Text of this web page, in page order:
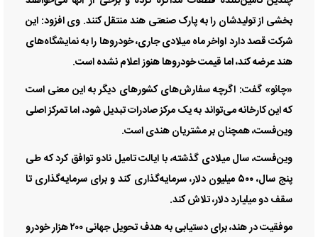
بخشی از تولیدشان را به پارک صنعتی هند منتقل کنند. وی افزود: این
شرکت قصد دارد اواخر ماه میلادی جاری، خودرو‌ها را به نمایشگاه‌های
هند عرضه کند، اما قیمت خودرو‌ها هنوز اعلام نشده است.
«چائو» گفت: اگرچه سفارش‌های کشور‌های دیگر به این معنی است
که این کارخانه می‌تواند به یک مرکز صادرات تبدیل شود، اما تمرکز اصلی
وین‌فست، همچنان بر مشتریان هندی است.
وین‌فست، سال میلادی گذشته، با ایالت تامیل نادو توافق کرد که طی
پنج سال، ۵۰۰ میلیون دلار، سرمایه‌گذاری کند و برای سرمایه‌گذاری تا
سقف دو میلیارد دلار، تلاش کند.
موفقیت در هند، برای دستیابی به هدف تحویل جهانی ۲۰۰ هزار خودرو